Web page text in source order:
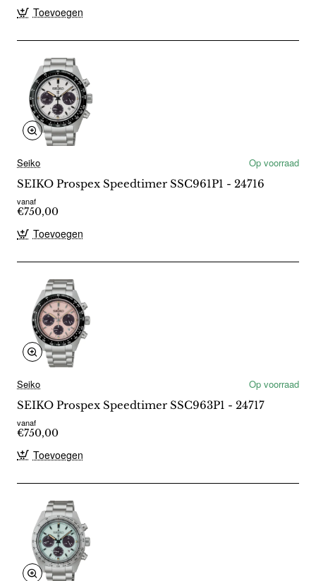
Toevoegen
Seiko
Op voorraad
SEIKO Prospex Speedtimer SSC961P1 - 24716
vanaf
€750,00
Toevoegen
Seiko
Op voorraad
SEIKO Prospex Speedtimer SSC963P1 - 24717
vanaf
€750,00
Toevoegen